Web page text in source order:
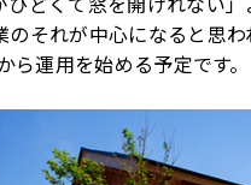
それが中心になると思わ
運用を始める予定です。